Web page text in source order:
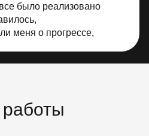
было реализовано
меня о прогрессе,
отзывам и обязательно